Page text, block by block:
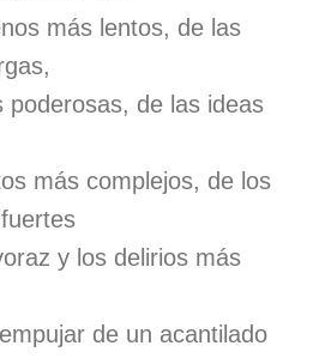
más lentos, de las
poderosas, de las ideas
más complejos, de los
y los delirios más
de un acantilado